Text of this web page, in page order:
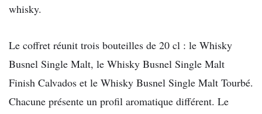
whisky.
Le coffret réunit trois bouteilles de 20 cl : le Whisky
Busnel Single Malt, le Whisky Busnel Single Malt
Finish Calvados et le Whisky Busnel Single Malt Tourbé.
Chacune présente un profil aromatique différent. Le